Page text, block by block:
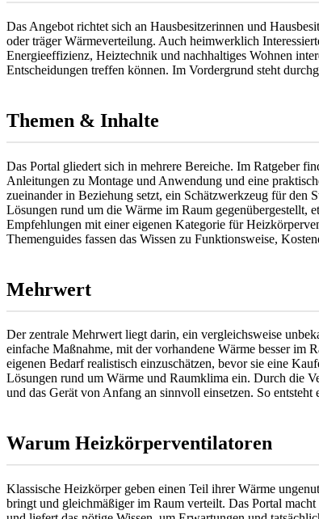
Das Angebot richtet sich an Hausbesitzerinnen und
oder träger Wärmeverteilung. Auch heimwerklich
Energieeffizienz, Heiztechnik und nachhaltiges Wohnen
Entscheidungen treffen können. Im Vordergrund steht
Themen & Inhalte
Das Portal gliedert sich in mehrere Bereiche. Im Ratgeber
Anleitungen zu Montage und Anwendung und eine
zueinander in Beziehung setzt, ein Schätzwerkzeug für den
Lösungen rund um die Wärme im Raum
Empfehlungen mit einer eigenen Kategorie für
Themenguides fassen das Wissen zu Funktionsweise,
Mehrwert
Der zentrale Mehrwert liegt darin, ein vergleichsweise
einfache Maßnahme, mit der vorhandene Wärme besser im
eigenen Bedarf realistisch einzuschätzen, bevor sie eine
Lösungen rund um Wärme und Raumklima ein. Durch die
und das Gerät von Anfang an sinnvoll einsetzen. So
Warum Heizkörperventilatoren
Klassische Heizkörper geben einen Teil ihrer Wärme
bringt und gleichmäßiger im Raum verteilt. Das Portal